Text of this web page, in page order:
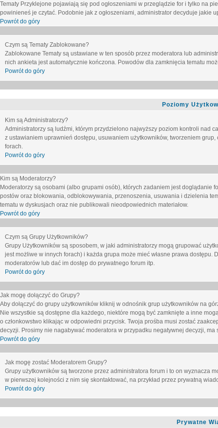
Tematy Przyklejone pojawiają się pod ogłoszeniami w przeglądzie for i tylko na
powinieneś je czytać. Podobnie jak z ogłoszeniami, administrator decyduje
Powrót do góry
Czym są Tematy Zablokowane?
Zablokowane Tematy są ustawiane w ten sposób przez moderatora lub
nich ankieta jest automatycznie kończona. Powodów dla zamknięcia tematu
Powrót do góry
Poziomy
Kim są Administratorzy?
Administratorzy są ludźmi, którym przydzielono najwyższy poziom kontroli nad
z ustawianiem uprawnień dostępu, usuwaniem użytkowników, tworzeniem
forach.
Powrót do góry
Kim są Moderatorzy?
Moderatorzy są osobami (albo grupami osób), których zadaniem jest
postów oraz blokowania, odblokowywania, przenoszenia, usuwania i dzielenia
tematu w dyskusjach oraz nie publikowali nieodpowiednich materiałow.
Powrót do góry
Czym są Grupy Użytkowników?
Grupy Użytkowników są sposobem, w jaki administratorzy mogą grupować
jest możliwe w innych forach) i każda grupa może mieć własne prawa
moderatorów lub dać im dostęp do prywatnego forum itp.
Powrót do góry
Jak mogę dołączyć do Grupy?
Aby dołączyć do grupy użytkowników kliknij w odnośnik grup użytkowników na
Nie wszystkie są dostępne dla każdego, niektóre mogą być zamknięte a inne
o członkowstwo klikając w odpowiedni przycisk. Twoja prośba musi zostać
decyzji. Prosimy nie nagabywać moderatora w przypadku negatywnej decyzji, ma
Powrót do góry
Jak mogę zostać Moderatorem Grupy?
Grupy użytkowników są tworzone przez administratora forum i to on wyznacza
w pierwszej kolejności z nim się skontaktować, na przykład przez prywatną
Powrót do góry
Prywatne